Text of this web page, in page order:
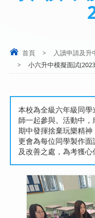
首頁 > 入讀申請及升
>
小六升中模擬面試
本校為全級六年級同
師一起參與。活動中
期中發揮捨棄玩樂精
更會為每位同學製作
及改善之處，為考獲心